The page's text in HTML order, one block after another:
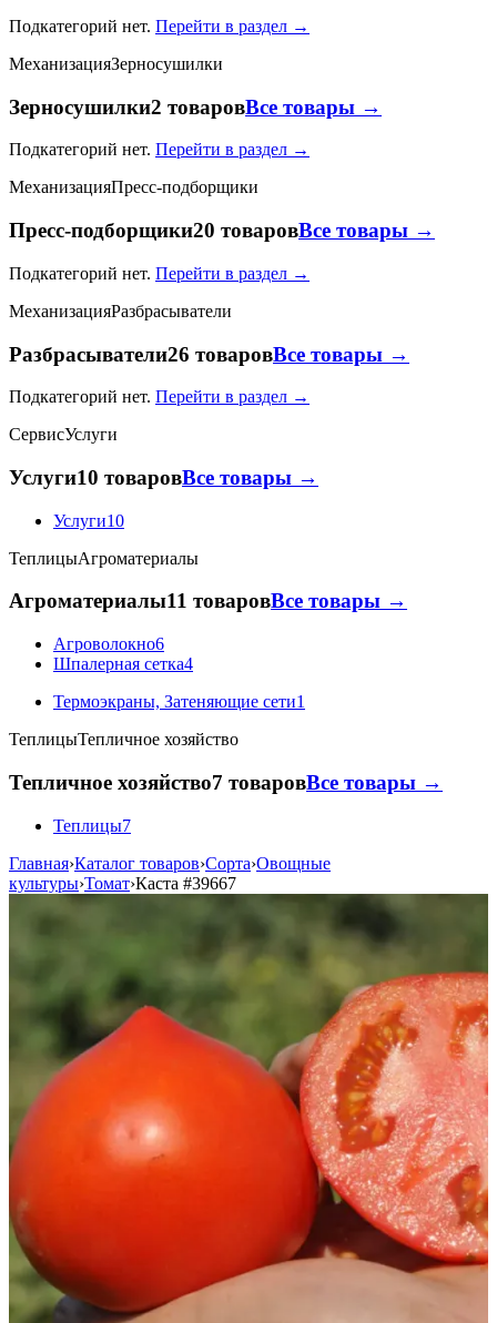
Подкатегорий нет. Перейти в раздел →
МеханизацияЗерносушилки
Зерносушилки2 товаровВсе товары →
Подкатегорий нет. Перейти в раздел →
МеханизацияПресс-подборщики
Пресс-подборщики20 товаровВсе товары →
Подкатегорий нет. Перейти в раздел →
МеханизацияРазбрасыватели
Разбрасыватели26 товаровВсе товары →
Подкатегорий нет. Перейти в раздел →
СервисУслуги
Услуги10 товаровВсе товары →
Услуги10
ТеплицыАгроматериалы
Агроматериалы11 товаровВсе товары →
Агроволокно6
Шпалерная сетка4
Термоэкраны, Затеняющие сети1
ТеплицыТепличное хозяйство
Тепличное хозяйство7 товаровВсе товары →
Теплицы7
Главная›Каталог товаров›Сорта›Овощные
культуры›Томат›Каста #39667